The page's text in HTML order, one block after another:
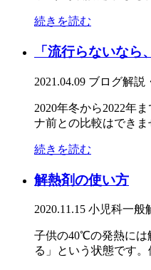
続きを読む
「流行らないな
2021.04.09 ブログ解説
2020年冬から2022年
ナ前との比較はでき
続きを読む
解熱剤の使い方
2020.11.15 小児科一般
子供の40℃の発熱には
る」という状態です